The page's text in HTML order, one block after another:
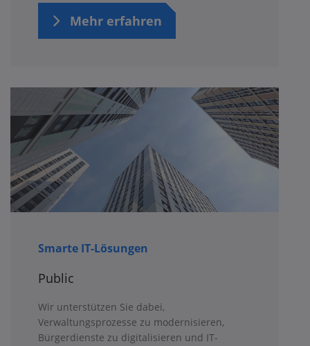
Mehr erfahren
Smarte IT-Lösungen
Public
Wir unterstützen Sie dabei,
Verwaltungsprozesse zu modernisieren,
Bürgerdienste zu digitalisieren und IT-